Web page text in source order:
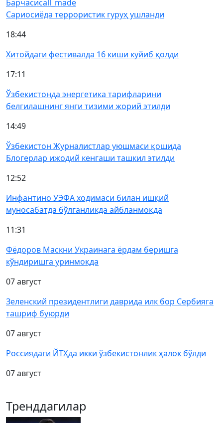
Барчасиcall_made
Сариосиёда террористик гуруҳ ушланди
18:44
Хитойдаги фестивалда 16 киши куйиб қолди
17:11
Ўзбекистонда энергетика тарифларини
белгилашнинг янги тизими жорий этилди
14:49
Ўзбекистон Журналистлар уюшмаси қошида
Блогерлар ижодий кенгаши ташкил этилди
12:52
Инфантино УЭФА ходимаси билан ишқий
муносабатда бўлганликда айбланмоқда
11:31
Фёдоров Маскни Украинага ёрдам беришга
кўндиришга уринмоқда
07 август
Зеленский президентлиги даврида илк бор Сербияга
ташриф буюрди
07 август
Россиядаги ЙТҲда икки ўзбекистонлик ҳалок бўлди
07 август
Тренддагилар